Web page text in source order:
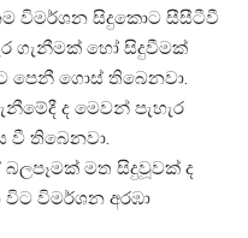
විමර්ශන සිදුකොට සීසීටීවී
ගැනීමක් හෝ සිදුවීමක්
පෙනී ගොස් තිබෙනවා.
ද මෙවන් පැහැර
වී තිබෙනවා.
මත සිදුවූවක් ද
විමර්ශන අරඹා